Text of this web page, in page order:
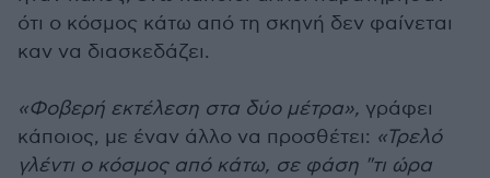
ότι ο κόσμος κάτω από τη σκηνή δεν φαίνεται
καν να διασκεδάζει.
«Φοβερή εκτέλεση στα δύο μέτρα», γράφει
κάποιος, με έναν άλλο να προσθέτει: «Τρελό
γλέντι ο κόσμος από κάτω, σε φάση "τι ώρα